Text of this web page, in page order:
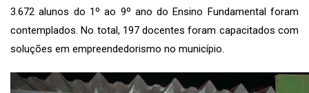
3.672 alunos do 1º ao 9º ano do Ensino Fundamental foram
contemplados. No total, 197 docentes foram capacitados com
soluções em empreendedorismo no município.